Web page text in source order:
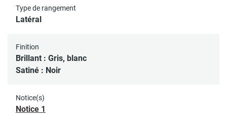
Type de rangement
Latéral
Finition
Brillant : Gris, blanc
Satiné : Noir
Notice(s)
Notice 1